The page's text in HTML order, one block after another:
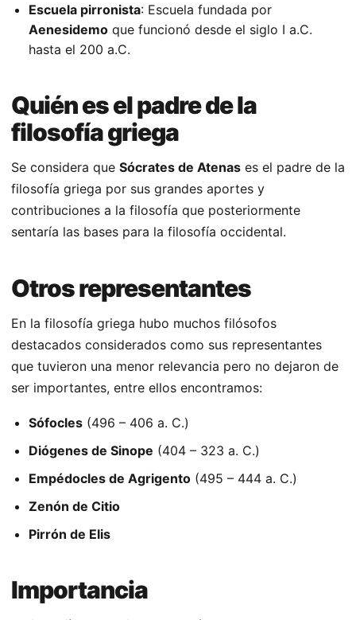
Escuela pirronista: Escuela fundada por
Aenesidemo que funcionó desde el siglo I a.C.
hasta el 200 a.C.
Quién es el padre de la
filosofía griega
Se considera que Sócrates de Atenas es el padre de la
filosofía griega por sus grandes aportes y
contribuciones a la filosofía que posteriormente
sentaría las bases para la filosofía occidental.
Otros representantes
En la filosofía griega hubo muchos filósofos
destacados considerados como sus representantes
que tuvieron una menor relevancia pero no dejaron de
ser importantes, entre ellos encontramos:
Sófocles (496 – 406 a. C.)
Diógenes de Sinope (404 – 323 a. C.)
Empédocles de Agrigento (495 – 444 a. C.)
Zenón de Citio
Pirrón de Elis
Importancia